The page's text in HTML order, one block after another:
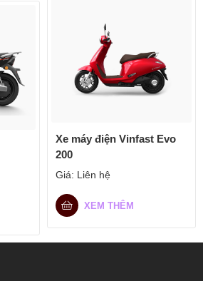
Xe máy điện Vinfast Evo
200
Giá: Liên hệ
XEM THÊM